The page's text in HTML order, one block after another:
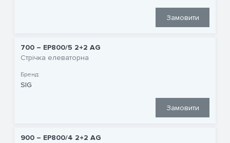
Замовити
700 – EP800/5 2+2 AG
Стрічка елеваторна
Бренд:
SIG
Замовити
900 – EP800/4 2+2 AG